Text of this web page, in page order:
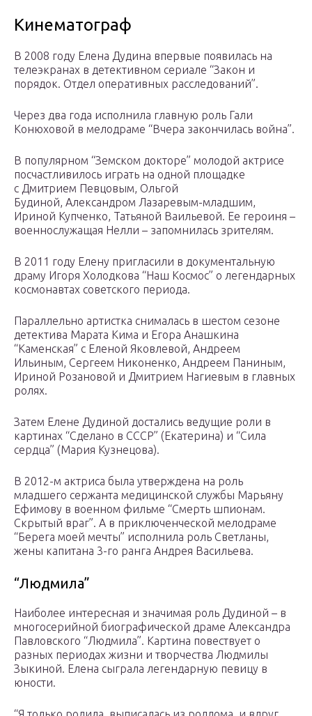
Кинематограф
В 2008 году Елена Дудина впервые появилась на
телеэкранах в детективном сериале “Закон и
порядок. Отдел оперативных расследований”.
Через два года исполнила главную роль Гали
Конюховой в мелодраме “Вчера закончилась война”.
В популярном “Земском докторе” молодой актрисе
посчастливилось играть на одной площадке
с Дмитрием Певцовым, Ольгой
Будиной, Александром Лазаревым-младшим,
Ириной Купченко, Татьяной Ваильевой. Ее героиня –
военнослужащая Нелли – запомнилась зрителям.
В 2011 году Елену пригласили в документальную
драму Игоря Холодкова “Наш Космос” о легендарных
космонавтах советского периода.
Параллельно артистка снималась в шестом сезоне
детектива Марата Кима и Егора Анашкина
“Каменская” с Еленой Яковлевой, Андреем
Ильиным, Сергеем Никоненко, Андреем Паниным,
Ириной Розановой и Дмитрием Нагиевым в главных
ролях.
Затем Елене Дудиной достались ведущие роли в
картинах “Сделано в СССР” (Екатерина) и “Сила
сердца” (Мария Кузнецова).
В 2012-м актриса была утверждена на роль
младшего сержанта медицинской службы Марьяну
Ефимову в военном фильме “Смерть шпионам.
Скрытый враг”. А в приключенческой мелодраме
“Берега моей мечты” исполнила роль Светланы,
жены капитана 3-го ранга Андрея Васильева.
“Людмила”
Наиболее интересная и значимая роль Дудиной – в
многосерийной биографической драме Александра
Павловского “Людмила”. Картина повествует о
разных периодах жизни и творчества Людмилы
Зыкиной. Елена сыграла легендарную певицу в
юности.